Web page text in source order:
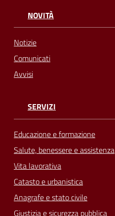
NOVITÀ
Notizie
Comunicati
Avvisi
SERVIZI
Educazione e formazione
Salute, benessere e assistenza
Vita lavorativa
Catasto e urbanistica
Anagrafe e stato civile
Giustizia e sicurezza pubblica